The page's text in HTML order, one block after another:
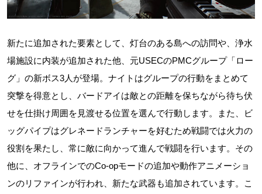
新たに追加された要素として、灯台のある島への訪問や、浄水
場施設に内装が追加された他、元USECのPMCグループ「ロー
グ」の新ボス3人が登場。ナイトはグループの行動をまとめて
突撃を得意とし、バードアイは敵との距離を保ちながら待ち伏
せを仕掛け周囲を見渡せる位置を選んで行動します。また、ビ
ッグパイプはグレネードランチャーを好むため戦闘では火力の
役割を果たし、常に敵に向かって進んで戦闘を行います。その
他に、オフラインでのCo-opモードの追加や動作アニメーショ
ンのリファインが行われ、新たな武器も追加されています。こ